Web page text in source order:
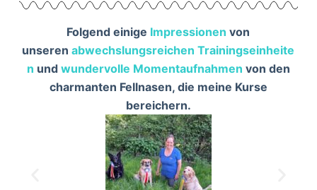
Folgend einige Impressionen von
unserenabwechslungsreichen Trainingseinheite
n und wundervolle Momentaufnahmen von den
charmanten Fellnasen, die meine Kurse
bereichern.